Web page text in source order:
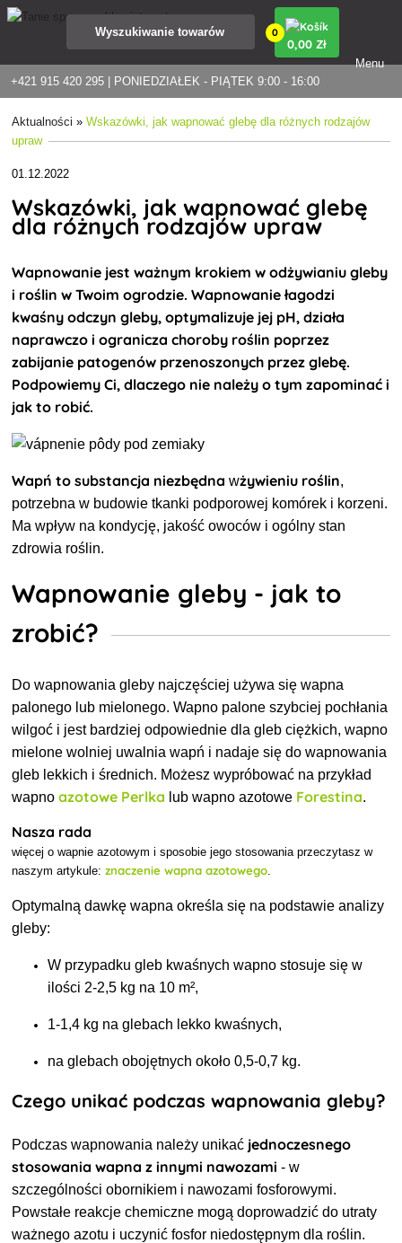
+421 915 420 295 | PONIEDZIAŁEK - PIĄTEK 9:00 - 16:00
0
0,00 Zł
Menu
Aktualności »Wskazówki, jak wapnować glebę dla różnych rodzajów
upraw
01.12.2022
Wskazówki, jak wapnować glebę
dla różnych rodzajów upraw
Wapnowanie jestważnym krokiem w odżywianiu gleby
i roślin w Twoim ogrodzie. Wapnowanie łagodzi
kwaśny odczyn gleby, optymalizuje jej pH, działa
naprawczo i ogranicza choroby roślin poprzez
zabijanie patogenów przenoszonych przez glebę.
Podpowiemy Ci, dlaczego nie należy o tym zapominać i
jak to robić.
Wapń to substancja niezbędna wżywieniu roślin,
potrzebna w budowie tkanki podporowej komórek i korzeni.
Ma wpływ na kondycję, jakość owoców i ogólny stan
zdrowia roślin.
Wapnowanie gleby - jak to
zrobić?
Do wapnowania gleby najczęściej używa sięwapna
palonego lub mielonego. Wapno palone szybciej pochłania
wilgoć i jest bardziej odpowiednie dla gleb ciężkich, wapno
mielone wolniej uwalnia wapń i nadaje się do wapnowania
gleb lekkich i średnich. Możesz wypróbować na przykład
wapnoazotowe Perlka lub wapno azotowe Forestina.
Nasza rada
więcej o wapnie azotowym i sposobie jego stosowania przeczytasz w
naszym artykule:znaczenie wapna azotowego
Optymalną dawkę wapna określa się na podstawieanalizy
gleby:
W przypadku gleb kwaśnych wapno stosuje się w
ilości 2-2,5 kg na 10 m²,
1-1,4 kg na glebach lekko kwaśnych,
na glebach obojętnych około 0,5-0,7 kg.
Czego unikać podczas wapnowania gleby?
Podczas wapnowania należy unikać jednoczesnego
stosowania wapna z innymi nawozami - w
szczególności obornikiem i nawozami fosforowymi.
Powstałe reakcje chemiczne mogą doprowadzić do utraty
ważnego azotu i uczynić fosfor niedostępnym dla roślin.